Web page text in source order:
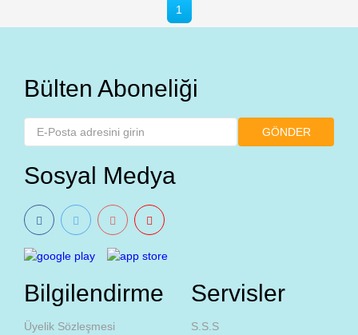
1
Bülten Aboneliği
Sosyal Medya
Bilgilendirme
Üyelik Sözleşmesi
Servisler
S.S.S